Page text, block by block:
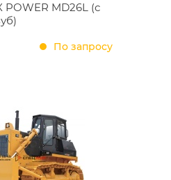
POWER MD26L (с
По запросу